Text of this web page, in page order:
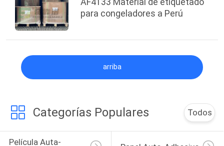
para congeladores a Perú
arriba
Categorías Populares Todos
Película Auta-